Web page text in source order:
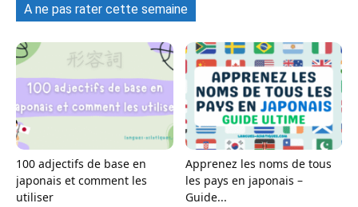
A ne pas rater cette semaine
100 adjectifs de base en
japonais et comment les
utiliser
Apprenez les noms de tous
les pays en japonais –
Guide...